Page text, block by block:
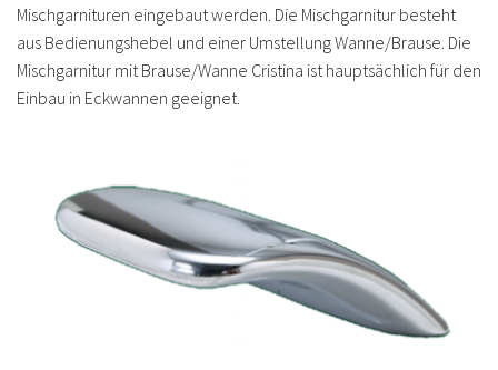
Mischgarnituren eingebaut werden. Die Mischgarnitur besteht
aus Bedienungshebel und einer Umstellung Wanne/Brause. Die
Mischgarnitur mit Brause/Wanne Cristina ist hauptsächlich für den
Einbau in Eckwannen geeignet.